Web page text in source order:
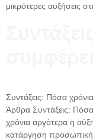
μικρότερες αυξήσεις
Συντάξεις: Πόσα
Άρθρα Συντάξεις:
χρόνια αργότερα η
κατάργηση